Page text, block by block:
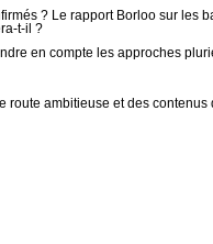
? Le rapport Borloo sur les
t-il ?
en compte les approches
route ambitieuse et des